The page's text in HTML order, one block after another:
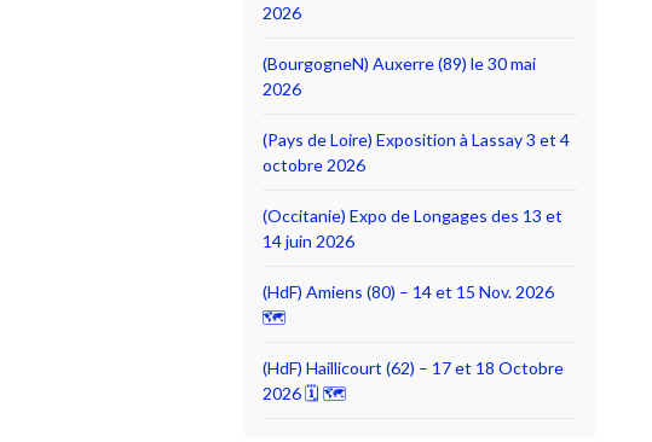
2026
(BourgogneN) Auxerre (89) le 30 mai
2026
(Pays de Loire) Exposition à Lassay 3 et 4
octobre 2026
(Occitanie) Expo de Longages des 13 et
14 juin 2026
(HdF) Amiens (80) – 14 et 15 Nov. 2026
🗺
(HdF) Haillicourt (62) – 17 et 18 Octobre
2026 🗓 🗺